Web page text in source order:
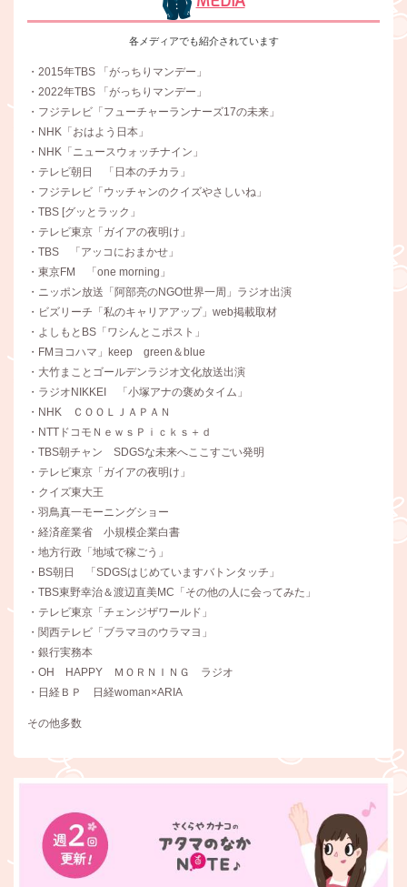
各メディアでも紹介されています
・2015年TBS 「がっちりマンデー」
・2022年TBS 「がっちりマンデー」
・フジテレビ「フューチャーランナーズ17の未来」
・NHK「おはよう日本」
・NHK「ニュースウォッチナイン」
・テレビ朝日 「日本のチカラ」
・フジテレビ「ウッチャンのクイズやさしいね」
・TBS [グッとラック」
・テレビ東京「ガイアの夜明け」
・TBS 「アッコにおまかせ」
・東京FM 「one morning」
・ニッポン放送「阿部亮のNGO世界一周」ラジオ出演
・ビズリーチ「私のキャリアアップ」web掲載取材
・よしもとBS「ワシんとこポスト」
・FMヨコハマ」keep green＆blue
・大竹まことゴールデンラジオ文化放送出演
・ラジオNIKKEI 「小塚アナの褒めタイム」
・NHK ＣＯＯＬＪＡＰＡＮ
・NTTドコモＮｅｗｓＰｉｃｋｓ＋ｄ
・TBS朝チャン SDGSな未来へここすごい発明
・テレビ東京「ガイアの夜明け」
・クイズ東大王
・羽鳥真一モーニングショー
・経済産業省 小規模企業白書
・地方行政「地域で稼ごう」
・BS朝日 「SDGSはじめていますバトンタッチ」
・TBS東野幸治＆渡辺直美MC「その他の人に会ってみた」
・テレビ東京「チェンジザワールド」
・関西テレビ「ブラマヨのウラマヨ」
・銀行実務本
・OH HAPPY ＭＯＲＮＩＮＧ ラジオ
・日経ＢＰ 日経woman×ARIA
その他多数